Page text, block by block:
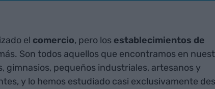
el comercio, pero los establecimientos de
Son todos aquellos que encontramos en
gimnasios, pequeños industriales, artesanos y
y lo hemos estudiado casi exclusivamente